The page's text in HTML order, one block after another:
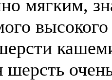
мягким,